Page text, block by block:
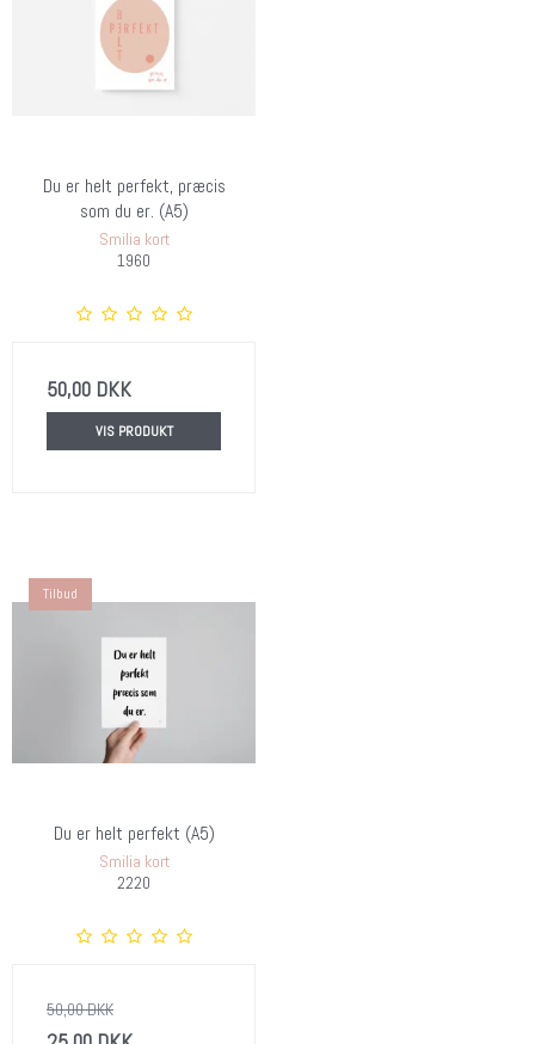
Du er helt perfekt, præcis
som du er. (A5)
Smilia kort
1960
50,00 DKK
VIS PRODUKT
Tilbud
Du er helt perfekt (A5)
Smilia kort
2220
50,00 DKK